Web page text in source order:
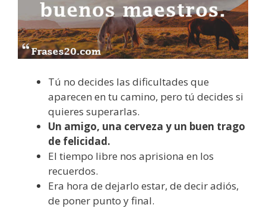
Tú no decides las dificultades que
aparecen en tu camino, pero tú decides si
quieres superarlas.
Un amigo, una cerveza y un buen trago
de felicidad.
El tiempo libre nos aprisiona en los
recuerdos.
Era hora de dejarlo estar, de decir adiós,
de poner punto y final.